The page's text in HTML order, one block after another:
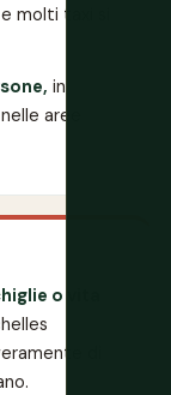
molti taxi si
in
aree
o vita
di